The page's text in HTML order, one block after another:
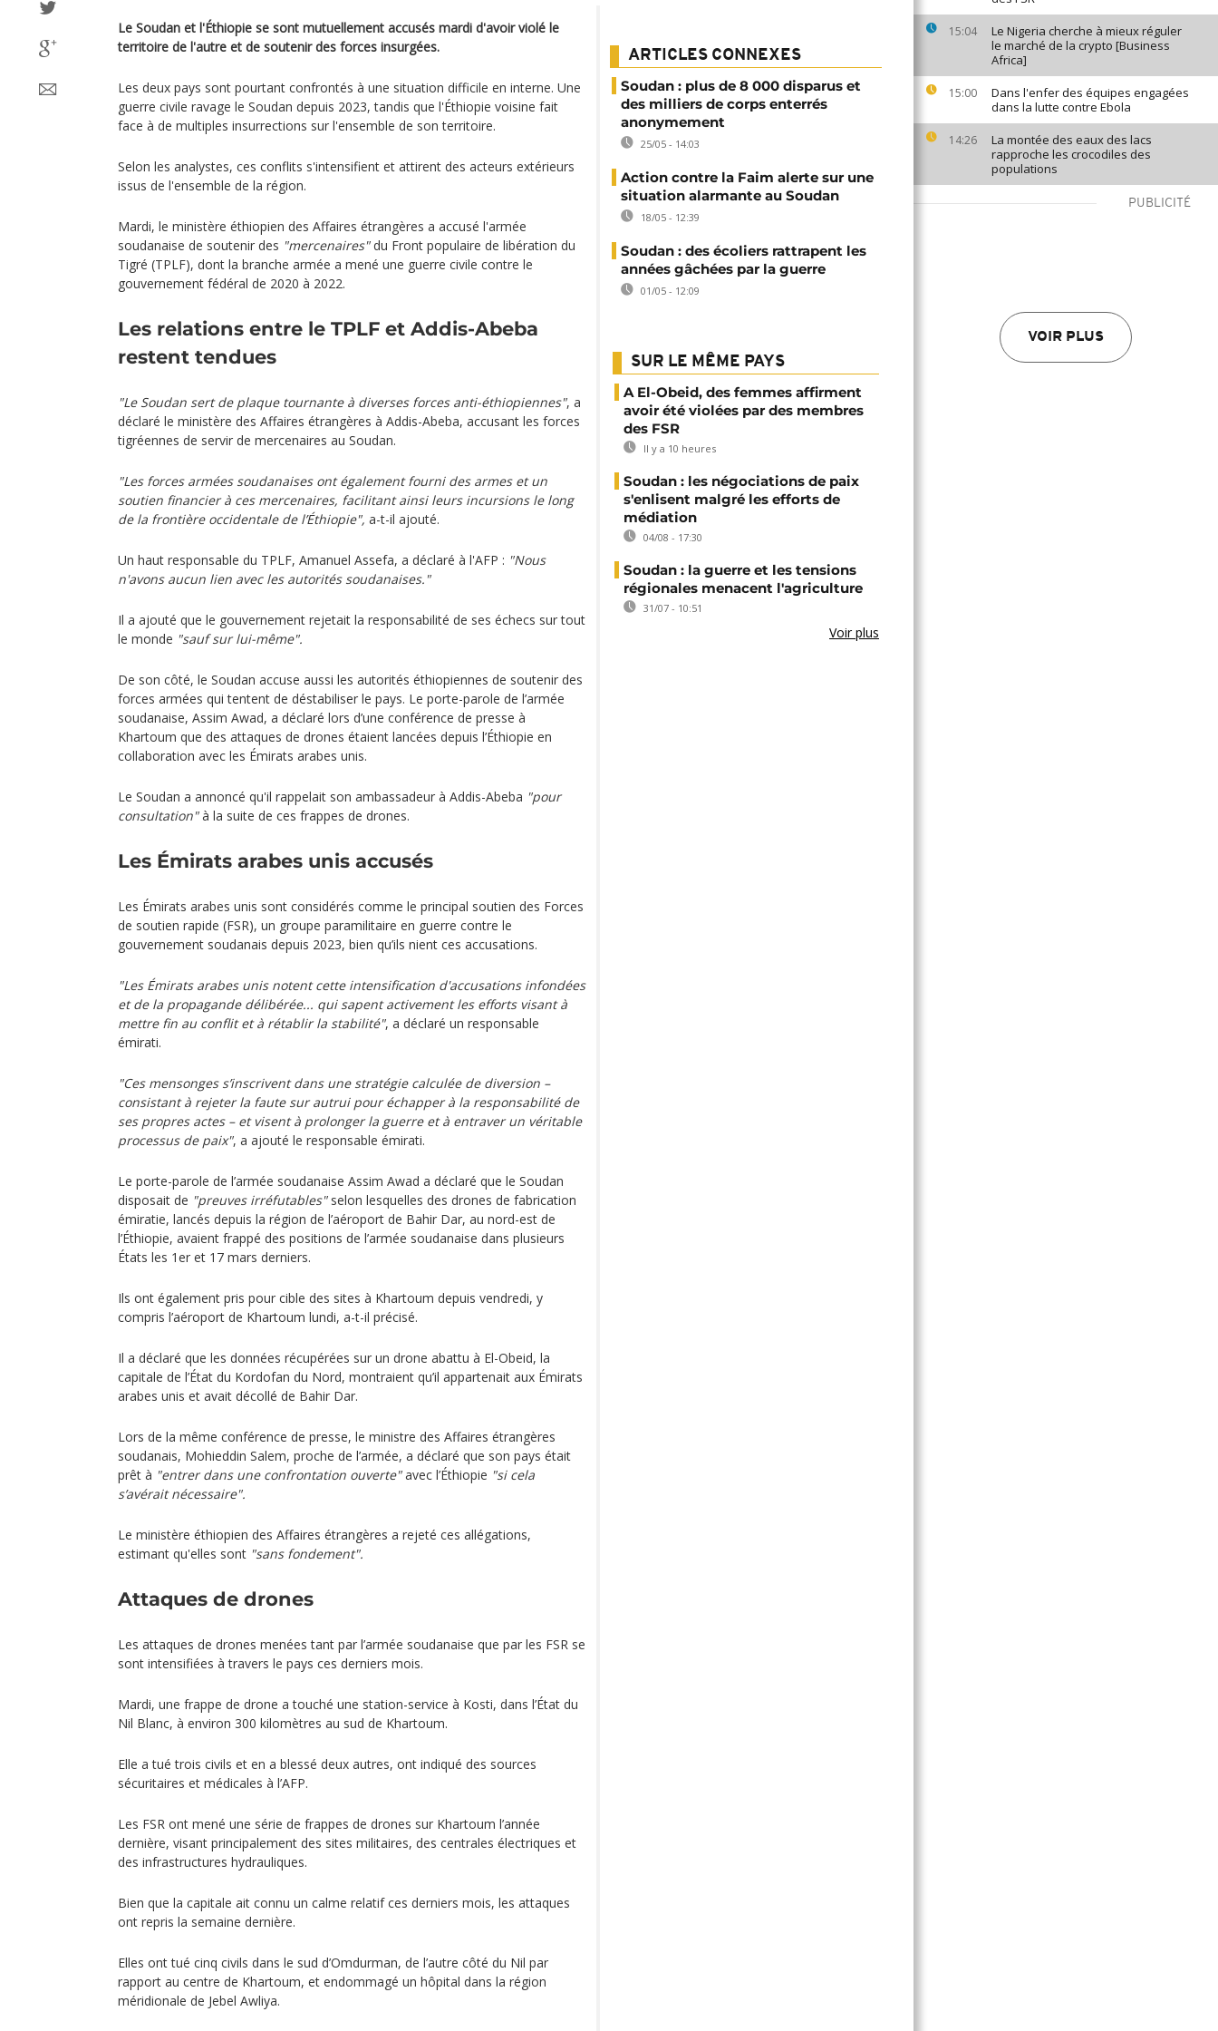
15:04
Le Nigeria cherche à mieux réguler
le marché de la crypto [Business
Africa]
15:00
Dans l'enfer des équipes engagées
dans la lutte contre Ebola
14:26
La montée des eaux des lacs
rapproche les crocodiles des
populations
PUBLICITÉ
VOIR PLUS
Le Soudan et l'Éthiopie se sont mutuellement accusés mardi d'avoir violé le
territoire de l'autre et de soutenir des forces insurgées.
Les deux pays sont pourtant confrontés à une situation difficile en interne. Une
guerre civile ravage le Soudan depuis 2023, tandis que l'Éthiopie voisine fait
face à de multiples insurrections sur l'ensemble de son territoire.
Selon les analystes, ces conflits s'intensifient et attirent des acteurs extérieurs
issus de l'ensemble de la région.
Mardi, le ministère éthiopien des Affaires étrangères a accusé l'armée
soudanaise de soutenir des "mercenaires"du Front populaire de libération du
Tigré (TPLF), dont la branche armée a mené une guerre civile contre le
gouvernement fédéral de 2020 à 2022.
Les relations entre le TPLF et Addis-Abeba
restent tendues
"Le Soudan sert de plaque tournante à diverses forces anti-éthiopiennes", a
déclaré le ministère des Affaires étrangères à Addis-Abeba, accusant les forces
tigréennes de servir de mercenaires au Soudan.
"Les forces armées soudanaises ont également fourni des armes et un
soutien financier à ces mercenaires, facilitant ainsi leurs incursions le long
de la frontière occidentale de l’Éthiopie", a-t-il ajouté.
Un haut responsable du TPLF, Amanuel Assefa, a déclaré à l'AFP : "Nous
n'avons aucun lien avec les autorités soudanaises."
Il a ajouté que le gouvernement rejetait la responsabilité de ses échecs sur tout
le monde "sauf sur lui-même".
De son côté, le Soudan accuse aussi les autorités éthiopiennes de soutenir des
forces armées qui tentent de déstabiliser le pays. Le porte-parole de l’armée
soudanaise, Assim Awad, a déclaré lors d’une conférence de presse à
Khartoum que des attaques de drones étaient lancées depuis l’Éthiopie en
collaboration avec les Émirats arabes unis.
Le Soudan a annoncé qu'il rappelait son ambassadeur à Addis-Abeba "pour
consultation"à la suite de ces frappes de drones.
Les Émirats arabes unis accusés
Les Émirats arabes unis sont considérés comme le principal soutien des Forces
de soutien rapide (FSR), un groupe paramilitaire en guerre contre le
gouvernement soudanais depuis 2023, bien qu’ils nient ces accusations.
"Les Émirats arabes unis notent cette intensification d'accusations infondées
et de la propagande délibérée... qui sapent activement les efforts visant à
mettre fin au conflit et à rétablir la stabilité", a déclaré un responsable
émirati.
"Ces mensonges s’inscrivent dans une stratégie calculée de diversion –
consistant à rejeter la faute sur autrui pour échapper à la responsabilité de
ses propres actes – et visent à prolonger la guerre et à entraver un véritable
processus de paix", a ajouté le responsable émirati.
Le porte-parole de l’armée soudanaise Assim Awad a déclaré que le Soudan
disposait de "preuves irréfutables"selon lesquelles des drones de fabrication
émiratie, lancés depuis la région de l’aéroport de Bahir Dar, au nord-est de
l’Éthiopie, avaient frappé des positions de l’armée soudanaise dans plusieurs
États les 1er et 17 mars derniers.
Ils ont également pris pour cible des sites à Khartoum depuis vendredi, y
compris l’aéroport de Khartoum lundi, a-t-il précisé.
Il a déclaré que les données récupérées sur un drone abattu à El-Obeid, la
capitale de l’État du Kordofan du Nord, montraient qu’il appartenait aux Émirats
arabes unis et avait décollé de Bahir Dar.
Lors de la même conférence de presse, le ministre des Affaires étrangères
soudanais, Mohieddin Salem, proche de l’armée, a déclaré que son pays était
prêt à "entrer dans une confrontation ouverte"avec l’Éthiopie "si cela
s’avérait nécessaire".
Le ministère éthiopien des Affaires étrangères a rejeté ces allégations,
estimant qu'elles sont "sans fondement".
Attaques de drones
Les attaques de drones menées tant par l’armée soudanaise que par les FSR se
sont intensifiées à travers le pays ces derniers mois.
Mardi, une frappe de drone a touché une station-service à Kosti, dans l’État du
Nil Blanc, à environ 300 kilomètres au sud de Khartoum.
Elle a tué trois civils et en a blessé deux autres, ont indiqué des sources
sécuritaires et médicales à l’AFP.
Les FSR ont mené une série de frappes de drones sur Khartoum l’année
dernière, visant principalement des sites militaires, des centrales électriques et
des infrastructures hydrauliques.
Bien que la capitale ait connu un calme relatif ces derniers mois, les attaques
ont repris la semaine dernière.
Elles ont tué cinq civils dans le sud d’Omdurman, de l’autre côté du Nil par
rapport au centre de Khartoum, et endommagé un hôpital dans la région
méridionale de Jebel Awliya.
ARTICLES CONNEXES
Soudan : plus de 8 000 disparus et
des milliers de corps enterrés
anonymement
25/05 - 14:03
Action contre la Faim alerte sur une
situation alarmante au Soudan
18/05 - 12:39
Soudan : des écoliers rattrapent les
années gâchées par la guerre
01/05 - 12:09
SUR LE MÊME PAYS
A El-Obeid, des femmes affirment
avoir été violées par des membres
des FSR
Il y a 10 heures
Soudan : les négociations de paix
s'enlisent malgré les efforts de
médiation
04/08 - 17:30
Soudan : la guerre et les tensions
régionales menacent l'agriculture
31/07 - 10:51
Voir plus